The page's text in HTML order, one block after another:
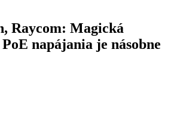
Raycom: Magická
napájania je násobne